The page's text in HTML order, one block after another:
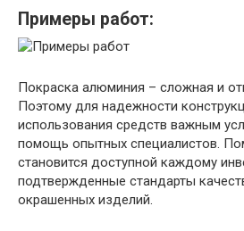
Примеры работ:
Покраска алюминия – сложная и
Поэтому для надежности
использования средств важным
помощь опытных специалистов.
становится доступной каждому
подтвержденные стандарты
окрашенных изделий.